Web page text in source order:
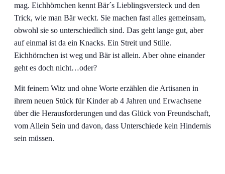
mag. Eichhörnchen kennt Bär´s Lieblingsversteck und den
Trick, wie man Bär weckt. Sie machen fast alles gemeinsam,
obwohl sie so unterschiedlich sind. Das geht lange gut, aber
auf einmal ist da ein Knacks. Ein Streit und Stille.
Eichhörnchen ist weg und Bär ist allein. Aber ohne einander
geht es doch nicht…oder?
Mit feinem Witz und ohne Worte erzählen die Artisanen in
ihrem neuen Stück für Kinder ab 4 Jahren und Erwachsene
über die Herausforderungen und das Glück von Freundschaft,
vom Allein Sein und davon, dass Unterschiede kein Hindernis
sein müssen.